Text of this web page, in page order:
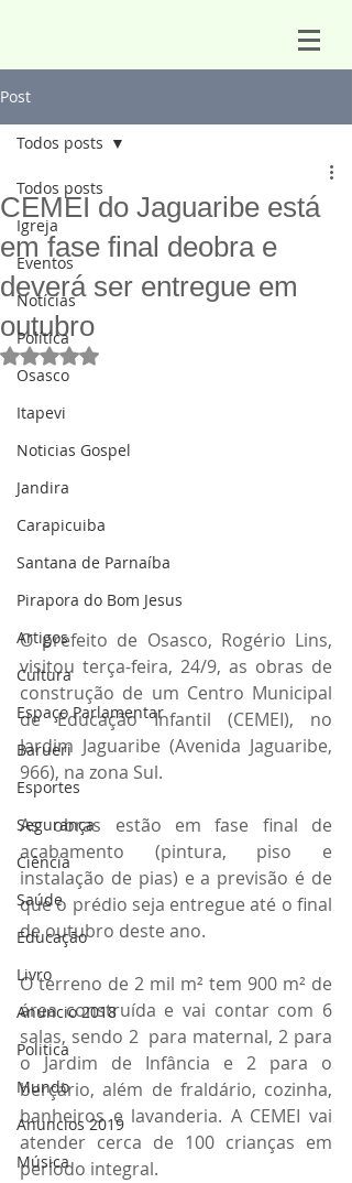
Post
Todos posts
Igreja
Eventos
Notícias
Política
Osasco
Itapevi
Noticias Gospel
Jandira
Carapicuiba
Santana de Parnaíba
Pirapora do Bom Jesus
Artigos
Cultura
Espaço Parlamentar
Barueri
Esportes
Segurança
Ciência
Saúde
Educação
Livro
Anuncio 2018
Politica
Mundo
Anuncios 2019
Música
Todos posts
CEMEI do Jaguaribe está
em fase final deobra e
deverá ser entregue em
outubro
Avaliado com NaN de 5 estrelas.
O prefeito de Osasco, Rogério Lins,
visitou terça-feira, 24/9, as obras de
construção de um Centro Municipal
de Educação Infantil (CEMEI), no
Jardim Jaguaribe (Avenida Jaguaribe,
966), na zona Sul.
As obras estão em fase final de
acabamento (pintura, piso e
instalação de pias) e a previsão é de
que o prédio seja entregue até o final
de outubro deste ano.
O terreno de 2 mil m² tem 900 m² de
área construída e vai contar com 6
salas, sendo 2  para maternal, 2 para
o Jardim de Infância e 2 para o
berçário, além de fraldário, cozinha,
banheiros e lavanderia. A CEMEI vai
atender cerca de 100 crianças em
período integral.